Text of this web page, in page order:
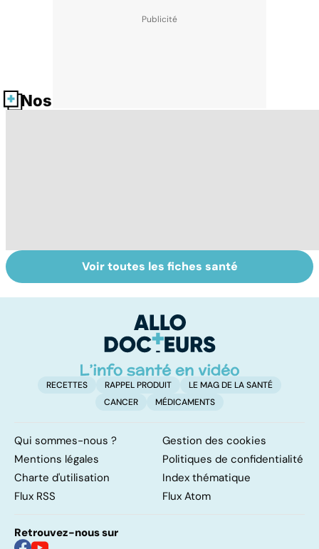
Nos fiches santé
Tout savoir sur
les infections
Inflammation des
amygdales : que
d'angine ?
Voir toutes les fiches santé
RECETTES RAPPEL PRODUIT
LE MAG DE LA SANTÉ
CANCER
MÉDICAMENTS
Qui sommes-nous ?
Gestion des cookies
Mentions légales
Politiques de confidentialité
Charte d'utilisation
Index thématique
Flux RSS
Flux Atom
Retrouvez-nous sur